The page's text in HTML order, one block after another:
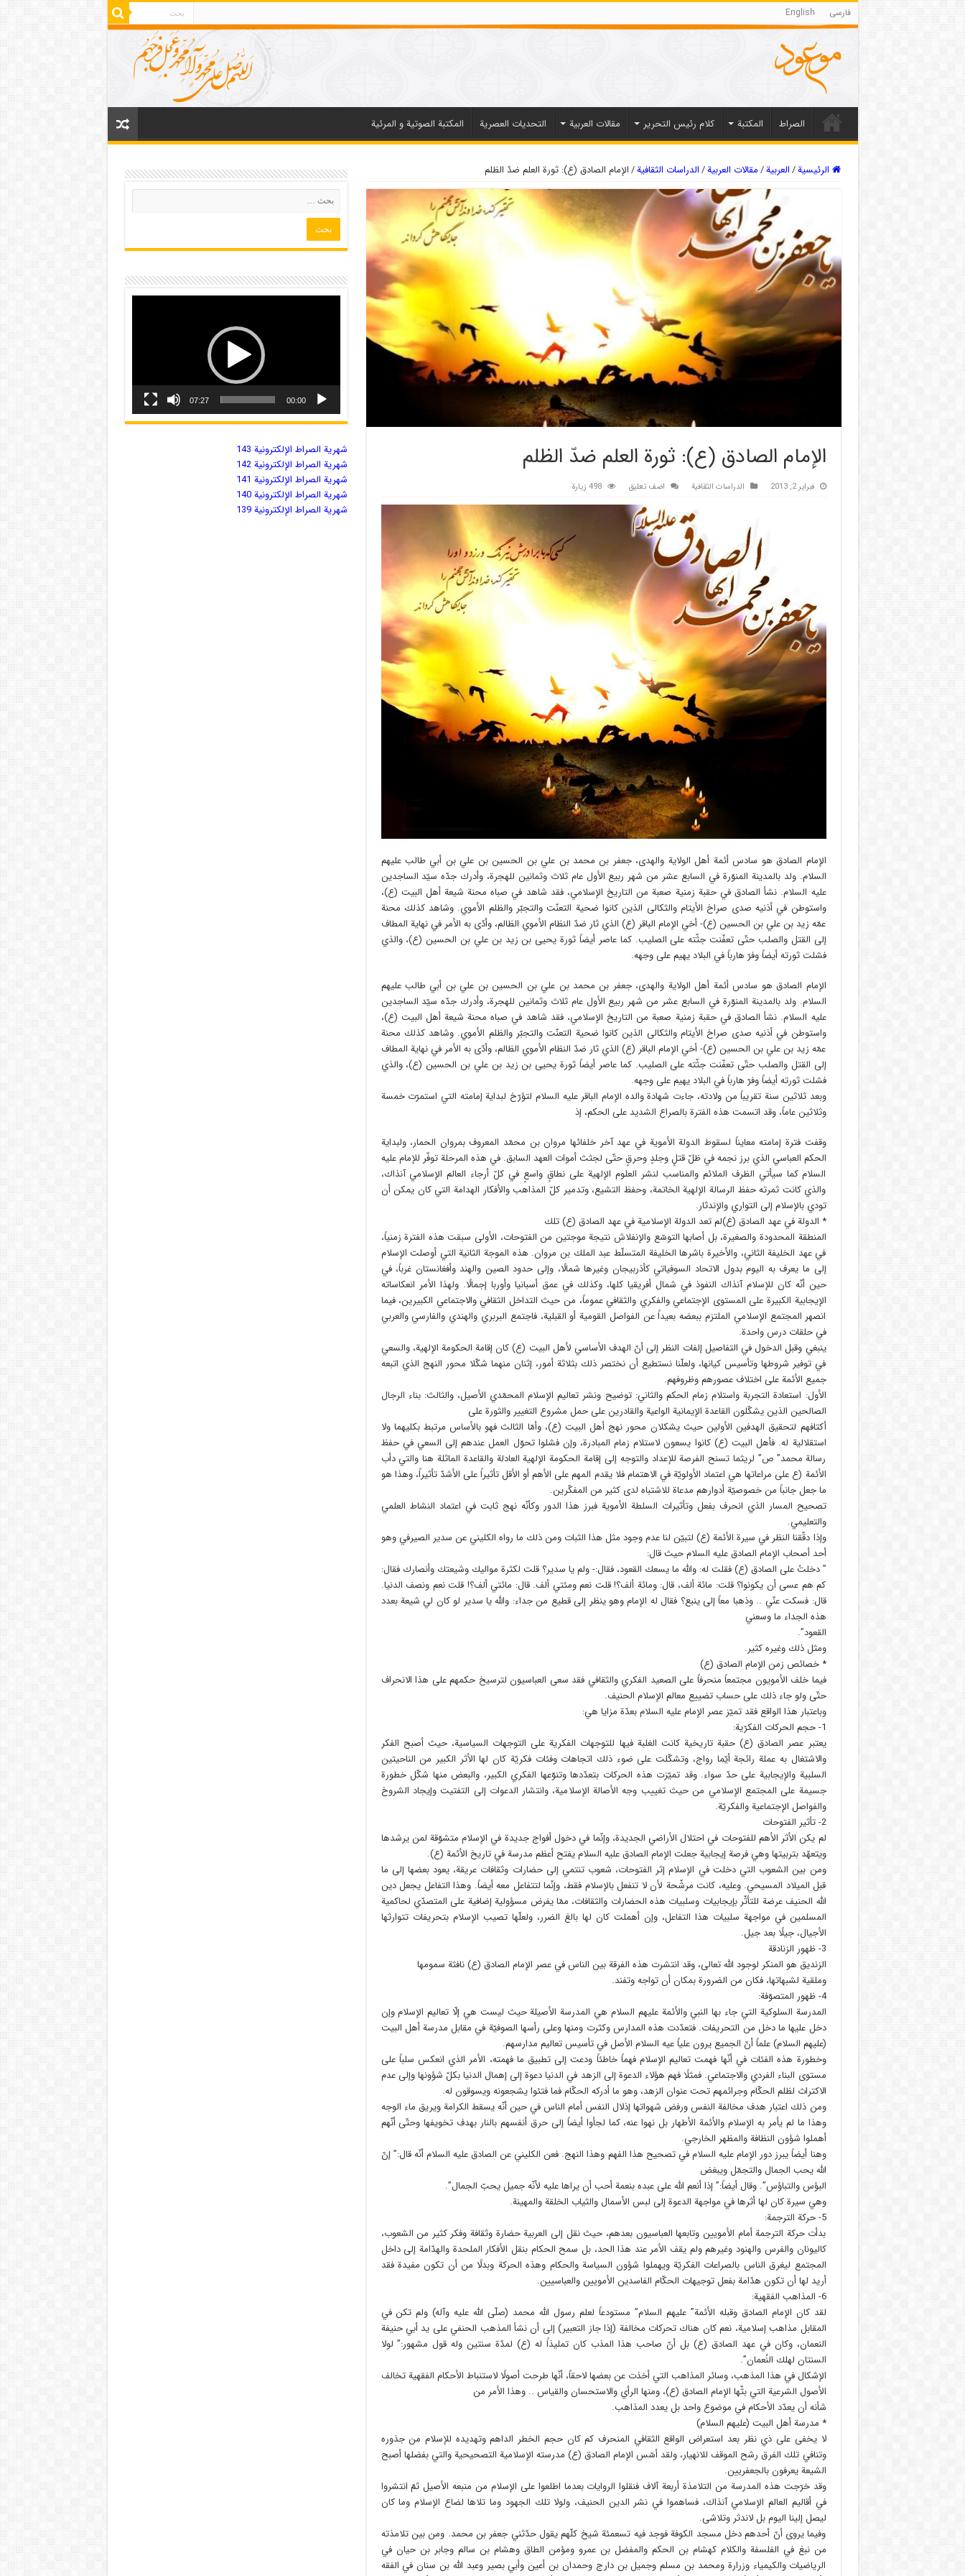
فارسی English
الصراط المکتبة كلام رئيس التحرير مقالات العربیة التحديات العصرية المكتبة الصوتية و المرئية
الرئيسية/العربیة/مقالات العربیة/الدراسات الثقافیة/الإمام الصادق (ع): ثورة العلم ضدّ الظلم‏
الإمام الصادق (ع): ثورة العلم ضدّ الظلم‏
فبراير 2, 2013 الدراسات الثقافیة اضف تعليق 498 زيارة
الإمام الصادق هو سادس أئمة أهل الولاية والهدى، جعفر بن محمد بن علي بن الحسين بن علي بن أبي طالب عليهم
السلام. ولد بالمدينة المنوّرة في السابع عشر من شهر ربيع الأول عام ثلاث وثمانين للهجرة، وأدرك جدّه سيّد الساجدين
عليه السلام. نشأ الصادق في حقبة زمنية صعبة من التاريخ الإسلامي، فقد شاهد في صباه محنة شيعة أهل البيت (ع)،
واستوطن في أذنيه صدى صراخ الأيتام والثكالى الذين كانوا ضحية التعنّت والتجبّر والظلم الأموي. وشاهد كذلك محنة
عمّه زيد بن علي بن الحسين (ع)- أخي الإمام الباقر (ع) الذي ثار ضدّ النظام الأموي الظالم، وأدّى به الأمر في نهاية المطاف
إلى القتل والصلب حتّى تعفّنت جثّته على الصليب. كما عاصر أيضاً ثورة يحيى بن زيد بن علي بن الحسين (ع)، والذي
فشلت ثورته أيضاً وفرّ هارباً في البلاد يهيم على وجهه.
الإمام الصادق هو سادس أئمة أهل الولاية والهدى، جعفر بن محمد بن علي بن الحسين بن علي بن أبي طالب عليهم
السلام. ولد بالمدينة المنوّرة في السابع عشر من شهر ربيع الأول عام ثلاث وثمانين للهجرة، وأدرك جدّه سيّد الساجدين
عليه السلام. نشأ الصادق في حقبة زمنية صعبة من التاريخ الإسلامي، فقد شاهد في صباه محنة شيعة أهل البيت (ع)،
واستوطن في أذنيه صدى صراخ الأيتام والثكالى الذين كانوا ضحية التعنّت والتجبّر والظلم الأموي. وشاهد كذلك محنة
عمّه زيد بن علي بن الحسين (ع)- أخي الإمام الباقر (ع) الذي ثار ضدّ النظام الأموي الظالم، وأدّى به الأمر في نهاية المطاف
إلى القتل والصلب حتّى تعفّنت جثّته على الصليب. كما عاصر أيضاً ثورة يحيى بن زيد بن علي بن الحسين (ع)، والذي
فشلت ثورته أيضاً وفرّ هارباً في البلاد يهيم على وجهه.
وبعد ثلاثين سنة تقريباً من ولادته، جاءت شهادة والده الإمام الباقر عليه السلام لتؤرّخ لبداية إمامته التي استمرّت خمسة
وثلاثين عاماً، وقد اتسمت هذه الفترة بالصراع الشديد على الحكم، إذ
وقفت فترة إمامته معايناً لسقوط الدولة الأموية في عهد آخر خلفائها مروان بن محمّد المعروف بمروان الحمار، ولبداية
الحكم العباسي الذي برز نجمه في ظلّ قتلٍ وجلدٍ وحرقٍ حتّى لجثث أموات العهد السابق. في هذه المرحلة توفّر للإمام عليه
السلام كما سيأتي الظرف الملائم والمناسب لنشر العلوم الإلهية على نطاقٍ واسعٍ في كلّ أرجاء العالم الإسلامي آنذاك،
والذي كانت ثمرته حفظ الرسالة الإلهية الخاتمة، وحفظ التشيع، وتدمير كلّ المذاهب والأفكار الهدامة التي كان يمكن أن
تودي بالإسلام إلى التواري والإندثار.
* الدولة في عهد الصادق (ع)لم تعد الدولة الإسلامية في عهد الصادق (ع) تلك‏
المنطقة المحدودة والصغيرة، بل أصابها التوسّع والإنفلاش نتيجة موجتين من الفتوحات، الأولى سبقت هذه الفترة زمنياً،
في عهد الخليفة الثاني، والأخيرة باشرها الخليفة المتسلّط عبد الملك بن مروان. هذه الموجة الثانية التي أوصلت الإسلام
إلى ما يعرف به اليوم بدول الاتحاد السوفياتي كأذربيجان وغيرها شمالًا، وإلى حدود الصين والهند وأفغانستان غرباً، في
حين أنّه كان للإسلام آنذاك النفوذ في شمال أفريقيا كلها، وكذلك في عمق أسبانيا وأوربا إجمالًا. ولهذا الأمر انعكاساته
الإيجابية الكبيرة على المستوى الإجتماعي والفكري والثقافي عموماً، من حيث التداخل الثقافي والاجتماعي الكبيرين، فيما
انصهر المجتمع الإسلامي الملتزم ببعضه بعيداً عن الفواصل القومية أو القبلية، فاجتمع البربري والهندي والفارسي والعربي
في حلقات درس واحدة.
ينبغي وقبل الدخول في التفاصيل إلفات النظر إلى أنّ الهدف الأساسي لأهل البيت (ع) كان إقامة الحكومة الإلهية، والسعي
في توفير شروطها وتأسيس كيانها، ولعلّنا نستطيع أن نختصر ذلك بثلاثة أمور، إثنان منهما شكّلا محور النهج الذي اتبعه
جميع الأئمة على اختلاف عصورهم وظروفهم.
الأول: استعادة التجربة واستلام زمام الحكم والثاني: توضيح ونشر تعاليم الإسلام المحمّدي الأصيل، والثالث: بناء الرجال
الصالحين الذين يشكّلون القاعدة الإيمانية الواعية والقادرين على حمل مشروع التغيير والثورة على‏
أكتافهم لتحقيق الهدفين الأولين حيث يشكلان محور نهج أهل البيت (ع)، وأمّا الثالث فهو بالأساس مرتبط بكليهما ولا
استقلالية له. فأهل البيت (ع) كانوا يسعون لاستلام زمام المبادرة، وإن فشلوا تحوّل العمل عندهم إلى السعي في حفظ
رسالة محمد” ص” لريثما تسنح الفرصة للإعداد والتوجه إلى إقامة الحكومة الإلهية العادلة والقاعدة الماثلة هنا والتي دأب
الأئمة (ع على مراعاتها هي اعتماد الأولويّة في الاهتمام فلا يقدم المهم على الأهم أو الأقل تأثيراً على الأشدّ تأثيراً، وهذا هو
ما جعل جانباً من خصوصيّة أدوارهم مدعاة للاشتباه لدى كثير من المفكّرين.
تصحيح المسار الذي انحرف بفعل وتأثيرات السلطة الأموية فبرز هذا الدور وكأنّه نهج ثابت في اعتماد النشاط العلمي
والتعليمي.
وإذا دقّقنا النظر في سيرة الأئمة (ع) لتبيّن لنا عدم وجود مثل هذا الثبات ومن ذلك ما رواه الكليني عن سدير الصيرفي وهو
أحد أصحاب الإمام الصادق عليه السلام حيث قال:
” دخلتُ على الصادق (ع) فقلت له: والله ما يسعك القعود، فقال:- ولم يا سدير؟ قلت لكثرة مواليك وشيعتك وأنصارك فقال:
كم هم عسى أن يكونوا؟ قلت: مائة ألف، قال: ومائة ألف؟! قلت نعم ومئتي ألف. قال: مائتي ألف؟! قلت نعم ونصف الدنيا.
قال: فسكت عنّي .. وذهبا معاً إلى ينبع؟ فقال له الإمام وهو ينظر إلى قطيع من جداء: والله يا سدير لو كان لي شيعة بعدد
هذه الجداء ما وسعني‏
القعود”.
ومثل ذلك وغيره كثير.
* خصائص زمن الإمام الصادق (ع)
فيما خلف الأمويون مجتمعاً منحرفاً على الصعيد الفكري والثقافي فقد سعى العباسيون لترسيخ حكمهم على هذا الانحراف
حتّى ولو جاء ذلك على حساب تضييع معالم الإسلام الحنيف.
وباعتبار هذا الواقع فقد تميّز عصر الإمام عليه السلام بعدّة مزايا هي:
1- حجم الحركات الفكرّية:
يعتبر عصر الصادق (ع) حقبة تاريخية كانت الغلبة فيها للتوجهات الفكرية على التوجهات السياسية، حيث أصبح الفكر
والاشتغال به عملة رائجة أيّما رواج، وتشكّلت على ضوء ذلك اتجاهات وفئات فكريّة كان لها الأثر الكبير من الناحيتين
السلبية والإيجابية على حدّ سواء. وقد تميّزت هذه الحركات بتعدّدها وتنوّعها الفكري الكبير، والبعض منها شكّل خطورة
جسيمة على المجتمع الإسلامي من حيث تغييب وجه الأصالة الإسلامية، وانتشار الدعوات إلى التفتيت وإيجاد الشروخ
والفواصل الإجتماعية والفكريّة.
2- تأثير الفتوحات‏
لم يكن الأثر الأهم للفتوحات في احتلال الأراضي الجديدة، وإنّما في دخول أفواج جديدة في الإسلام متشوّقة لمن يرشدها
ويتعهّد بتربيتها وهي فرصة إيجابية جعلت الإمام الصادق عليه السلام يفتح أعظم مدرسة في تاريخ الأئمة (ع).
ومن بين الشعوب التي دخلت في الإسلام إثر الفتوحات، شعوب تنتمي إلى حضارات وثقافات عريقة، يعود بعضها إلى ما
قبل الميلاد المسيحي. وعليه، كانت مرشّحة لأن لا تنفعل بالإسلام فقط، وإنّما لتتفاعل معه أيضاً. وهذا التفاعل يجعل دين
الله الحنيف عرضة للتأثّر بإيجابيات وسلبيات هذه الحضارات والثقافات، ممّا يفرض مسؤولية إضافية على المتصدّي لحاكمية
المسلمين في مواجهة سلبيات هذا التفاعل، وإن أهملت كان لها بالغ الضرر، ولعلّها تصيب الإسلام بتحريفات تتوارثها
الأجيال، جيلًا بعد جيل.
3- ظهور الزنادقة
الزنديق هو المنكر لوجود الله تعالى، وقد انتشرت هذه الفرقة بين الناس في عصر الإمام الصادق (ع) نافثة سمومها
وملقية لشبهاتها، فكان من الضرورة بمكان أن تواجه وتفند.
4- ظهور المتصوّفة:
المدرسة السلوكية التي جاء بها النبي والأئمة عليهم السلام هي المدرسة الأصيلة حيث ليست هي إلّا تعاليم الإسلام وإن
دخل عليها ما دخل من التحريفات. فتعدّدت هذه المدارس وكثرت ومنها وعلى رأسها الصوفيّة في مقابل مدرسة أهل البيت
(عليهم السلام) علماً أنّ الجميع يرون علياً عيه السلام الأصل في تأسيس تعاليم مدارسهم.
وخطورة هذه الفئات في أنّها فهمت تعاليم الإسلام فهماً خاطئاً ودعت إلى تطبيق ما فهمته، الأمر الذي انعكس سلباً على
مستوى البناء الفردي والاجتماعي. فمثلًا فهم هؤلاء الدعوة إلى الزهد في الدنيا دعوة إلى إهمال الدنيا بكلّ شؤونها وإلى عدم
الاكتراث لظلم الحكّام وجرائمهم تحت عنوان الزهد، وهو ما أدركه الحكّام فما فتئوا يشجعونه ويسوقون له.
ومن ذلك اعتبار هدف مخالفة النفس ورفض شهواتها إذلال النفس أمام الناس في حين أنّه يسقط الكرامة ويريق ماء الوجه
وهذا ما لم يأمر به الإسلام والأئمة الأطهار بل نهوا عنه، كما لجأوا أيضاً إلى حرق أنفسهم بالنار بهدف تخويفها وحتّى أنّهم
أهملوا شؤون النظافة والمظهر الخارجي.
وهنا أيضاً يبرز دور الإمام عليه السلام في تصحيح هذا الفهم وهذا النهج. فعن الكليني عن الصادق عليه السلام أنّه قال:” إنّ
الله يحب الجمال والتجمّل ويبغض‏
البؤس والتباؤس”. وقال أيضاً:” إذا أنعم الله على عبده بنعمة أحب أن يراها عليه لأنّه جميل يحبّ الجمال”.
وهي سيرة كان لها أثرها في مواجهة الدعوة إلى لبس الأسمال والثياب الخلقة والمهينة.
5- حركة الترجمة:
بدأت حركة الترجمة أمام الأمويين وتابعها العباسيون بعدهم، حيث نقل إلى العربية حضارة وثقافة وفكر كثير من الشعوب،
كاليونان والفرس والهنود وغيرهم ولم يقف الأمر عند هذا الحد، بل سمح الحكام بنقل الأفكار الملحدة والهدّامة إلى داخل
المجتمع ليغرق الناس بالصراعات الفكريّة ويهملوا شؤون السياسة والحكام وهذه الحركة وبدلًا من أن تكون مفيدة فقد
أريد لها أن تكون هدّامة بفعل توجيهات الحكّام الفاسدين الأمويين والعباسيين.
6- المذاهب الفقهية:
لقد كان الإمام الصادق وقبله الأئمة” عليهم السلام” مستودعاً لعلم رسول الله محمد (صلّى الله عليه وآله) ولم تكن في
المقابل مذاهب إسلامية، نعم كان هناك تحركات مخالفة (إذا جاز التعبير) إلى أن نشأ المذهب الحنفي على يد أبي حنيفة
النعمان، وكان في عهد الصادق (ع) بل أنّ صاحب هذا المذب كان تمليذاً له (ع) لمدّة سنتين وله قول مشهور:” لولا
السنتان لهلك النُعمان”.
الإشكال في هذا المذهب، وسائر المذاهب التي أخذت عن بعضها لاحقاً، أنّها طرحت أصولًا لاستنباط الأحكام الفقهية تخالف
الأصول الشرعية التي بثّها الإمام الصادق (ع)، ومنها الرأي والاستحسان والقياس .. وهذا الأمر من‏
شأنه أن يعدّد الأحكام في موضوع واحد بل يعدد المذاهب.
* مدرسة أهل البيت (عليهم السلام)
لا يخفى على ذي نظر بعد استعراض الواقع الثقافي المنحرف كم كان حجم الخطر الداهم وتهديده للإسلام من جذوره
وتنافي تلك الفرق رشح الموقف للانهيار، ولقد أسّس الإمام الصادق (ع) مدرسته الإسلامية التصحيحية والتي بفضلها أصبح
الشيعة يعرفون بالجعفريين.
وقد خرّجت هذه المدرسة من التلامذة أربعة آلاف فنقلوا الروايات بعدما اطلعوا على الإسلام من منبعه الأصيل ثمّ انتشروا
في أقاليم العالم الإسلامي آنذاك، فساهموا في نشر الدين الحنيف، ولولا تلك الجهود وما تلاها لضاع الإسلام وما كان
ليصل إلينا اليوم بل لاندثر وتلاشى.
وفيما يروى أنّ أحدهم دخل مسجد الكوفة فوجد فيه تسعمئة شيخ كلّهم يقول حدّثني جعفر بن محمد. ومن بين تلامذته
من نبغ في الفلسفة والكلام كهشام بن الحكم والمفضل بن عمرو ومؤمن الطاق وهشام بن سالم وجابر بن حيان في
الرياضيات والكيمياء وزرارة ومحمد بن مسلم وجميل بن دارج وحمدان بن أعين وأبي بصير وعبد الله بن سنان في الفقه
00:00
07:27
شهریة الصراط الإلكترونية 143
شهریة الصراط الإلكترونية 142
شهریة الصراط الإلكترونية 141
شهریة الصراط الإلكترونية 140
شهریة الصراط الإلكترونية 139